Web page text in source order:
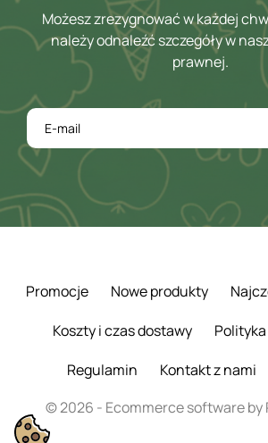
Możesz zrezygnować w każdej
należy odnaleźć szczegóły w
prawnej.
Promocje Nowe produkty
Koszty i czas dostawy
Regulamin
Kontakt z nami
© 2026 - Ecommerce software